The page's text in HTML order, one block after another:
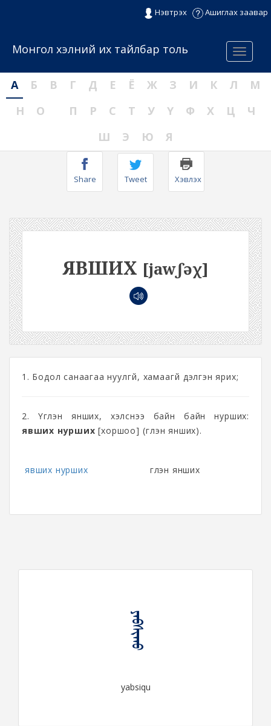
Нэвтрэх Ашиглах заавар
Menu
Монгол хэлний их тайлбар толь
А Б В Г Д Е Ё Ж З И К Л
М
Н
О П Р С Т У Ү Ф Х Ц
Ч
Ш
Э Ю Я
Share Tweet Хэвлэх
ЯВШИХ [jawʃəχ]
1. Бодол санаагаа нуулгүй, хамаагүй дэлгэн ярих;
2. Үглэн янших, хэлснээ байн байн нурших:
явших нурших [хоршоо] (үглэн янших).
явших нурших үглэн янших
ᠶᠠᠪᠰᠢᠬᠤ
yabsiqu